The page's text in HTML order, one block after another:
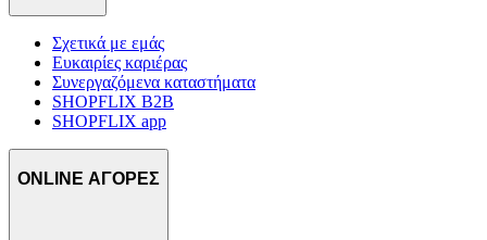
Σχετικά με εμάς
Ευκαιρίες καριέρας
Συνεργαζόμενα καταστήματα
SHOPFLIX B2B
SHOPFLIX app
ONLINE ΑΓΟΡΕΣ